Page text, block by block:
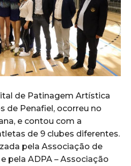
de Patinagem Artística
de Penafiel, ocorreu no
e contou com a
de 9 clubes diferentes.
pela Associação de
pela ADPA – Associação